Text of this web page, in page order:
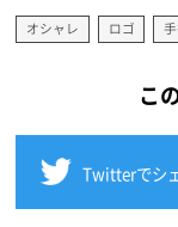
オシャレ ロゴ 手
こ
Twitterでシ